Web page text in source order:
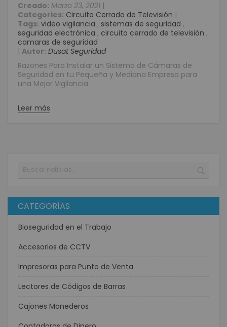
Creado: Marzo 23, 2021 |
Categories: Circuito Cerrado de Televisión |
Tags: video vigilancia , sistemas de seguridad ,
seguridad electrónica , circuito cerrado de televisión ,
camaras de seguridad
| Autor: Dusat Seguridad
Razones Para Instalar un Sistema de Cámaras de
Seguridad en tu Pequeña y Mediana Empresa para
una Mejor Vigilancia
Leer más
Buscar
CATEGORÍAS
Bioseguridad en el Trabajo
Accesorios de CCTV
Impresoras para Punto de Venta
Lectores de Códigos de Barras
Cajones Monederos